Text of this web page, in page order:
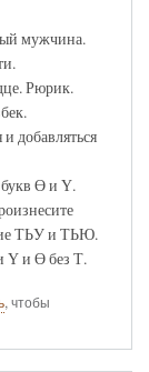
мужчина.
Рюрик.
добавляться
Ө и Ү.
ТЬУ и ТЬЮ.
Ү и Ө без Т.
, чтобы